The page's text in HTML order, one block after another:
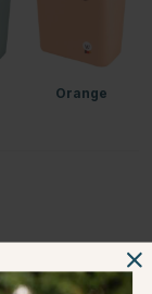
Orange